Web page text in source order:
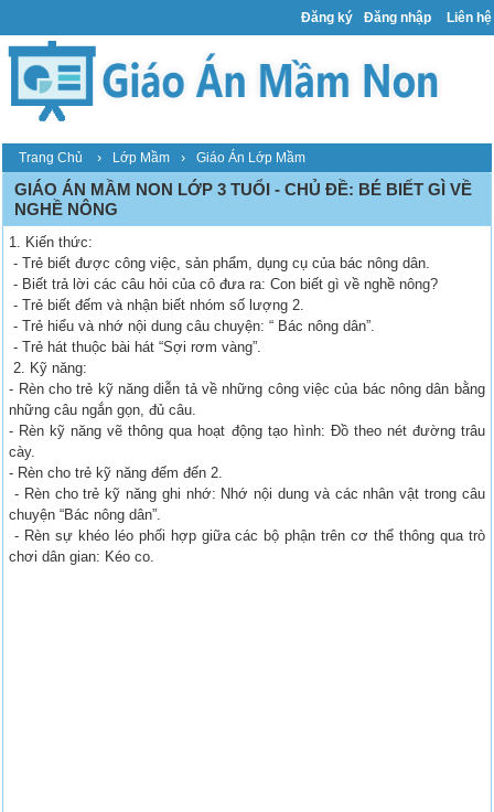
Đăng ký Đăng nhập Liên hệ
Trang Chủ › Lớp Mầm › Giáo Án Lớp Mầm
GIÁO ÁN MẦM NON LỚP 3 TUỔI - CHỦ ĐỀ: BÉ BIẾT GÌ VỀ
NGHỀ NÔNG
1. Kiến thức:
- Trẻ biết được công việc, sản phẩm, dụng cụ của bác nông dân.
- Biết trả lời các câu hỏi của cô đưa ra: Con biết gì về nghề nông?
- Trẻ biết đếm và nhận biết nhóm số lượng 2.
- Trẻ hiểu và nhớ nội dung câu chuyện: “ Bác nông dân”.
- Trẻ hát thuộc bài hát “Sợi rơm vàng”.
2. Kỹ năng:
- Rèn cho trẻ kỹ năng diễn tả về những công việc của bác nông dân bằng
những câu ngắn gọn, đủ câu.
- Rèn kỹ năng vẽ thông qua hoạt động tạo hình: Đồ theo nét đường trâu
cày.
- Rèn cho trẻ kỹ năng đếm đến 2.
- Rèn cho trẻ kỹ năng ghi nhớ: Nhớ nội dung và các nhân vật trong câu
chuyện “Bác nông dân”.
- Rèn sự khéo léo phối hợp giữa các bộ phận trên cơ thể thông qua trò
chơi dân gian: Kéo co.